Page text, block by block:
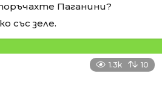
Паганини?
със зеле.
1.3k 10